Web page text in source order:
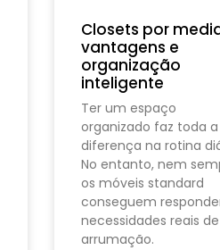
Closets por
vantagens e
organização
inteligente
Ter um espaço
organizado faz toda a
diferença na rotina
No entanto, nem
os móveis standard
conseguem
necessidades reais de
arrumação.